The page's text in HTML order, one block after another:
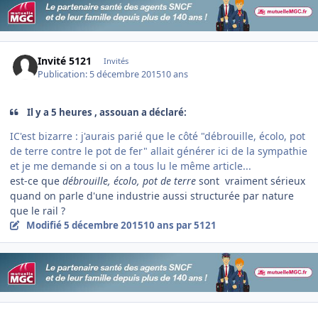
Invité 5121 Invités
Publication: 5 décembre 201510 ans
Il y a 5 heures , assouan a déclaré:
IC'est bizarre : j'aurais parié que le côté "débrouille, écolo, pot
de terre contre le pot de fer" allait générer ici de la sympathie
et je me demande si on a tous lu le même article...
est-ce que débrouille, écolo, pot de terre sont vraiment sérieux
quand on parle d'une industrie aussi structurée par nature
que le rail ?
Modifié5 décembre 201510 ans par 5121